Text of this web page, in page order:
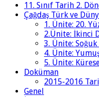
11. Sınıf Tarih 2.
Çağdaş Türk ve
1. Ünite: 20.
2.Ünite: İkinci
3. Ünite: Soğuk
4. Ünite:
5. Ünite:
Doküman
2015-2016
Genel